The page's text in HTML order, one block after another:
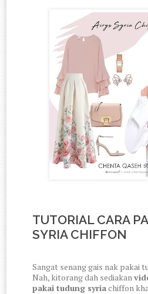
TUTORIAL CARA
SYRIA CHIFFON
Sangat senang gais nak pakai
Nah, kitorang dah sediakan
pakai tudung syriachiffon